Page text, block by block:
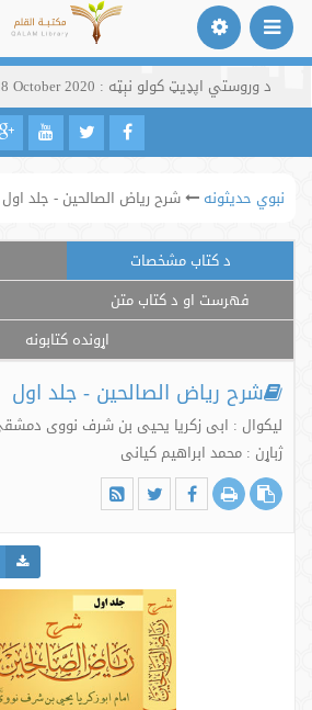
د وروستي اپډیټ کولو نېټه : Wednesday 28 October 2020
نبوي حدیثونه شرح ریاض الصالحین - جلد اول
د کتاب مشخصات
فهرست او د کتاب متن
اړونده کتابونه
شرح ریاض الصالحین - جلد اول
لیکوال : ابی زکریا یحیی بن شرف نووی
ژباړن : محمد ابراهیم کیانی